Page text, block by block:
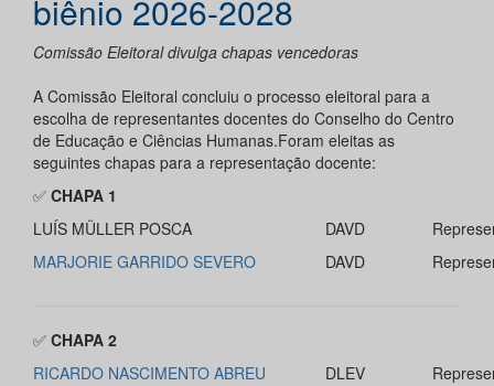
biênio 2026-2028
Comissão Eleitoral divulga chapas vencedoras
A Comissão Eleitoral concluiu o processo eleitoral para a
escolha de representantes docentes do Conselho do Centro
de Educação e Ciências Humanas.Foram eleitas as
seguintes chapas para a representação docente:
✅ CHAPA 1
LUÍS MÜLLER POSCA
DAVD
MARJORIE GARRIDO SEVERO
DAVD
✅ CHAPA 2
RICARDO NASCIMENTO ABREU
DLEV